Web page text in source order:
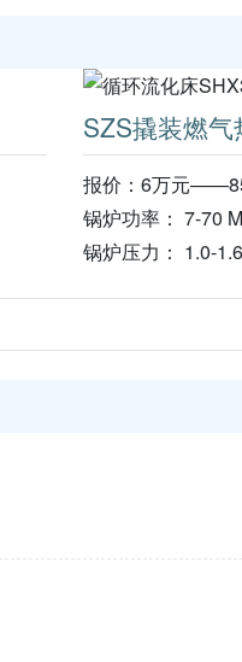
SZS撬装燃气
报价：6万元
锅炉功率： 7-70
锅炉压力： 1.0-